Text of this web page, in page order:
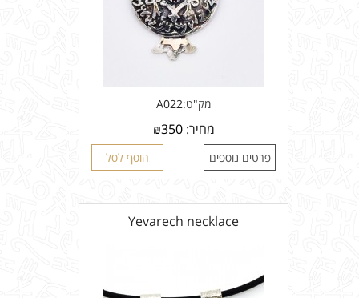
מק"ט:A022
מחיר: ₪350
פרטים נוספים הוסף לסל
Yevarech necklace